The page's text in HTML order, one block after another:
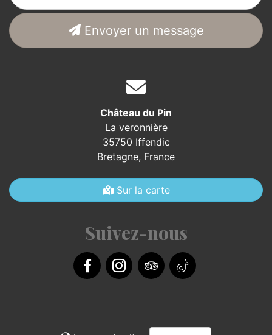
Envoyer un message
Château du Pin
La veronnière
35750 Iffendic
Bretagne, France
Sur la carte
Suivez-nous